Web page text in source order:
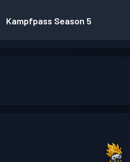
Kampfpass Season 5